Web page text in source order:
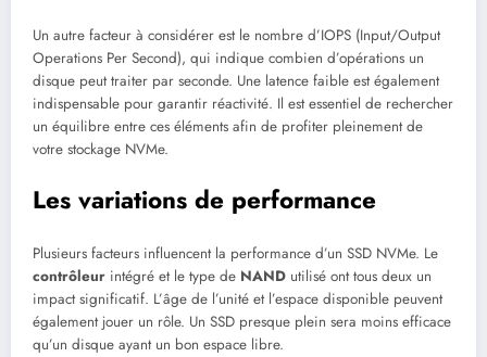
Un autre facteur à considérer est le nombre d’IOPS (Input/Output
Operations Per Second), qui indique combien d’opérations un
disque peut traiter par seconde. Une latence faible est également
indispensable pour garantir réactivité. Il est essentiel de rechercher
un équilibre entre ces éléments afin de profiter pleinement de
votre stockage NVMe.
Les variations de performance
Plusieurs facteurs influencent la performance d’un SSD NVMe. Le
contrôleur intégré et le type de NAND utilisé ont tous deux un
impact significatif. L’âge de l’unité et l’espace disponible peuvent
également jouer un rôle. Un SSD presque plein sera moins efficace
qu’un disque ayant un bon espace libre.